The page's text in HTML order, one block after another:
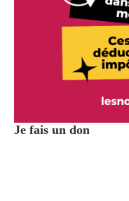
Je fais un don